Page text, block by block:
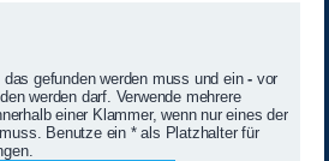
das gefunden werden muss und ein-vor
werden darf. Verwende mehrere
einer Klammer, wenn nur eines der
Benutze ein * als Platzhalter für